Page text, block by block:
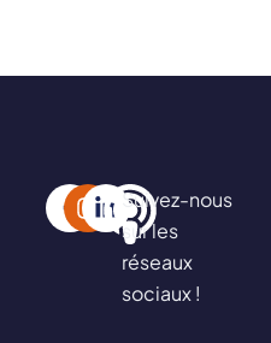
Suivez-nous
sur les
réseaux
sociaux !